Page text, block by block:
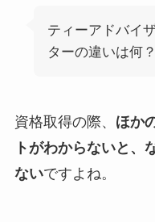
ティーアドバイ
ターの違いは何？
資格取得の際、 ほか
トがわからないと、
ないですよね。